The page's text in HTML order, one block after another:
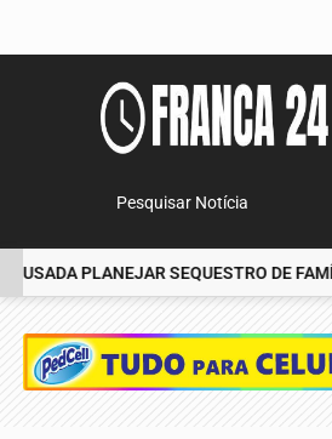
Pesquisar Notícia
PLANEJAR SEQUESTRO DE